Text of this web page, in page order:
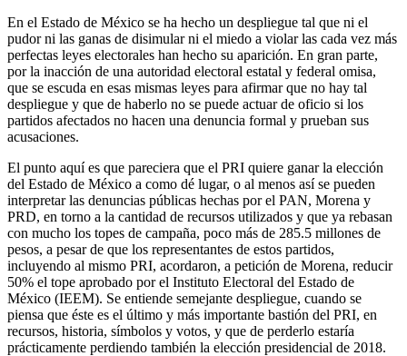
En el Estado de México se ha hecho un despliegue tal que ni el
pudor ni las ganas de disimular ni el miedo a violar las cada vez más
perfectas leyes electorales han hecho su aparición. En gran parte,
por la inacción de una autoridad electoral estatal y federal omisa,
que se escuda en esas mismas leyes para afirmar que no hay tal
despliegue y que de haberlo no se puede actuar de oficio si los
partidos afectados no hacen una denuncia formal y prueban sus
acusaciones.
El punto aquí es que pareciera que el PRI quiere ganar la elección
del Estado de México a como dé lugar, o al menos así se pueden
interpretar las denuncias públicas hechas por el PAN, Morena y
PRD, en torno a la cantidad de recursos utilizados y que ya rebasan
con mucho los topes de campaña, poco más de 285.5 millones de
pesos, a pesar de que los representantes de estos partidos,
incluyendo al mismo PRI, acordaron, a petición de Morena, reducir
50% el tope aprobado por el Instituto Electoral del Estado de
México (IEEM). Se entiende semejante despliegue, cuando se
piensa que éste es el último y más importante bastión del PRI, en
recursos, historia, símbolos y votos, y que de perderlo estaría
prácticamente perdiendo también la elección presidencial de 2018.